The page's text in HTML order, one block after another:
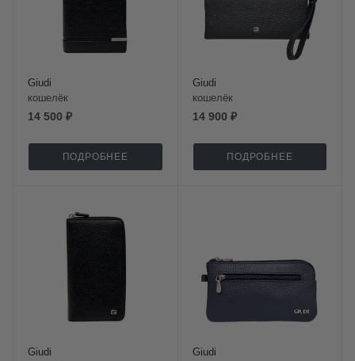
Giudi
кошелёк
14 500 ₽
ПОДРОБНЕЕ
Giudi
кошелёк
14 900 ₽
ПОДРОБНЕЕ
Giudi
Giudi